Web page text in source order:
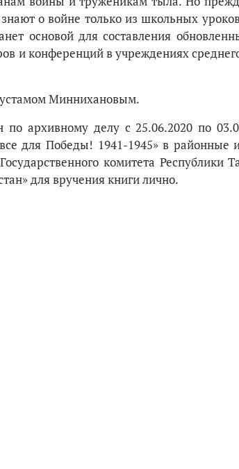
о войне только из школьных
основой для составления
и конференций в учреждениях
Миннихановым.
архивному делу с 25.06.2020 по
для Победы! 1941-1945» в районные
комитета Республики
для вручения книги лично.